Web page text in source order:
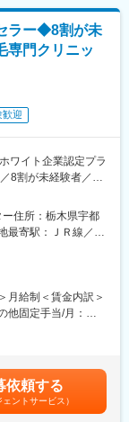
ラー◆8割が未
門クリニッ
歓迎
ワイト企業認定プラ
8割が未経験者／完
ローチで育毛・発
リングを通じてサ
タート。店舗配属
くれるので、安心
住所：栃木県宇都
最寄駅：ＪＲ線／宇
：無
月給制＜賃金内訳＞
他固定手当/月：
認定後3ヶ月毎の成
成績によりランク
賃金はあくまでも
依頼する
ェントサービス）